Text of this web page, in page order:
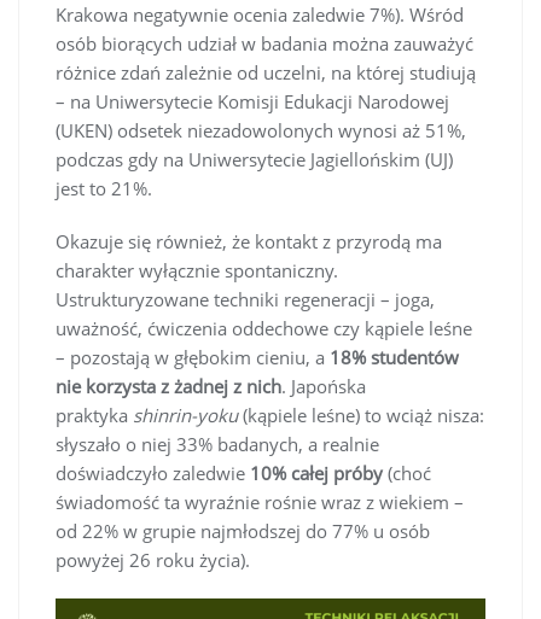
Krakowa negatywnie ocenia zaledwie 7%). Wśród
osób biorących udział w badania można zauważyć
różnice zdań zależnie od uczelni, na której studiują
– na Uniwersytecie Komisji Edukacji Narodowej
(UKEN) odsetek niezadowolonych wynosi aż 51%,
podczas gdy na Uniwersytecie Jagiellońskim (UJ)
jest to 21%.
Okazuje się również, że kontakt z przyrodą ma
charakter wyłącznie spontaniczny.
Ustrukturyzowane techniki regeneracji – joga,
uważność, ćwiczenia oddechowe czy kąpiele leśne
– pozostają w głębokim cieniu, a 18% studentów
nie korzysta z żadnej z nich. Japońska
praktyka shinrin-yoku(kąpiele leśne) to wciąż nisza:
słyszało o niej 33% badanych, a realnie
doświadczyło zaledwie 10% całej próby (choć
świadomość ta wyraźnie rośnie wraz z wiekiem –
od 22% w grupie najmłodszej do 77% u osób
powyżej 26 roku życia).